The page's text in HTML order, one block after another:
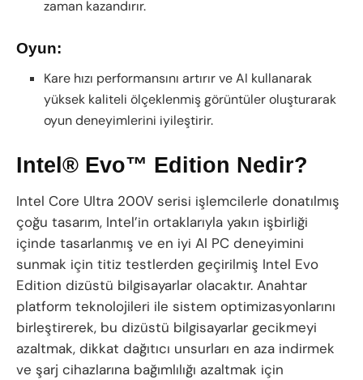
zaman kazandırır.
Oyun:
Kare hızı performansını artırır ve AI kullanarak
yüksek kaliteli ölçeklenmiş görüntüler oluşturarak
oyun deneyimlerini iyileştirir.
Intel® Evo™ Edition Nedir?
Intel Core Ultra 200V serisi işlemcilerle donatılmış
çoğu tasarım, Intel’in ortaklarıyla yakın işbirliği
içinde tasarlanmış ve en iyi AI PC deneyimini
sunmak için titiz testlerden geçirilmiş Intel Evo
Edition dizüstü bilgisayarlar olacaktır. Anahtar
platform teknolojileri ile sistem optimizasyonlarını
birleştirerek, bu dizüstü bilgisayarlar gecikmeyi
azaltmak, dikkat dağıtıcı unsurları en aza indirmek
ve şarj cihazlarına bağımlılığı azaltmak için